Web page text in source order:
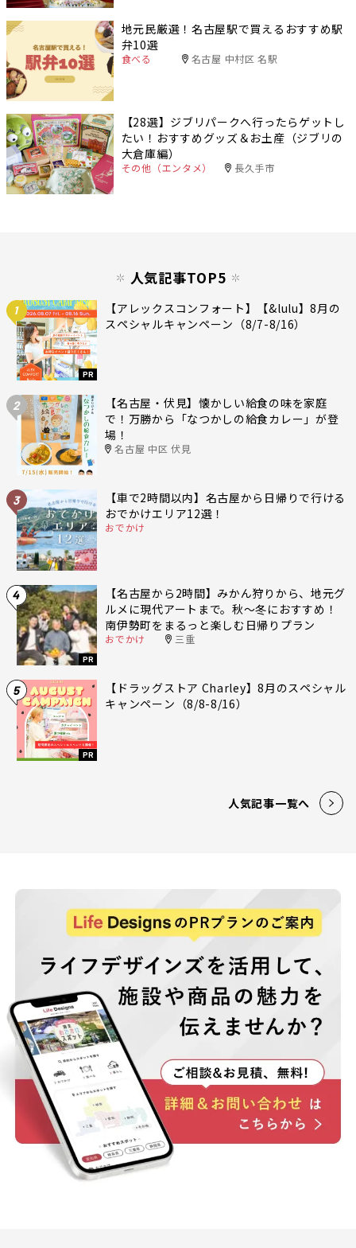
地元民厳選！名古屋駅で買えるおすすめ駅
弁10選
食べる 名古屋 中村区 名駅
【28選】ジブリパークへ行ったらゲットし
たい！おすすめグッズ＆お土産（ジブリの
大倉庫編）
その他（エンタメ） 長久手市
人気記事TOP5
1
PR
【アレックスコンフォート】【&lulu】8月の
スペシャルキャンペーン（8/7-8/16）
2
【名古屋・伏見】懐かしい給食の味を家庭
で！万勝から「なつかしの給食カレー」が登
場！
名古屋 中区 伏見
3
【車で2時間以内】名古屋から日帰りで行ける
おでかけエリア12選！
おでかけ
4
PR
【名古屋から2時間】みかん狩りから、地元グ
ルメに現代アートまで。秋〜冬におすすめ！
南伊勢町をまるっと楽しむ日帰りプラン
おでかけ 三重
5
PR
【ドラッグストア Charley】8月のスペシャル
キャンペーン（8/8-8/16）
人気記事一覧へ